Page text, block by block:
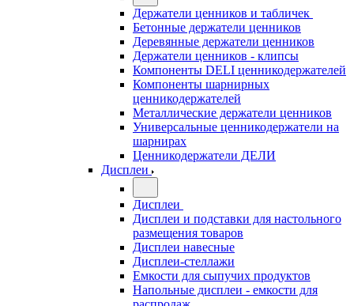
Держатели ценников и табличек
Бетонные держатели ценников
Деревянные держатели ценников
Держатели ценников - клипсы
Компоненты DELI ценникодержателей
Компоненты шарнирных
ценникодержателей
Металлические держатели ценников
Универсальные ценникодержатели на
шарнирах
Ценникодержатели ДЕЛИ
Дисплеи
Дисплеи
Дисплеи и подставки для настольного
размещения товаров
Дисплеи навесные
Дисплеи-стеллажи
Емкости для сыпучих продуктов
Напольные дисплеи - емкости для